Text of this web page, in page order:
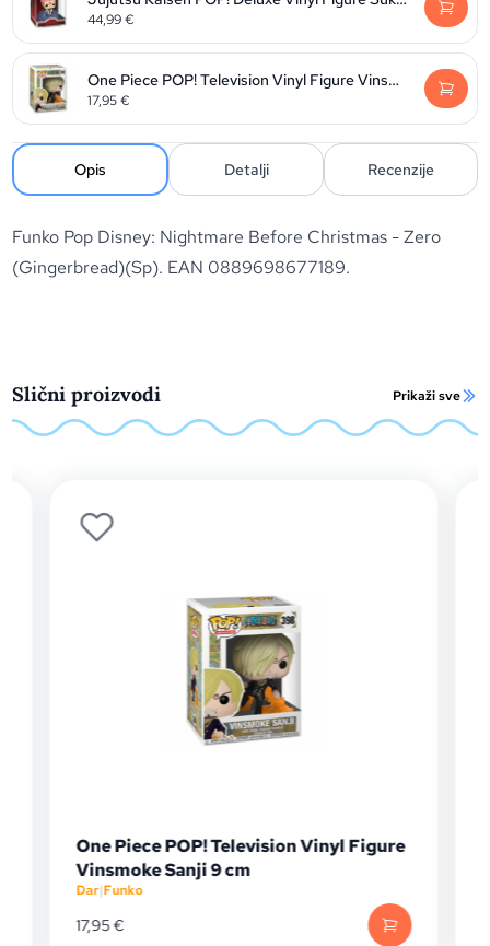
44,99€
One Piece POP! Television Vinyl Figure Vinsmoke Sanji 9 cm
17,95€
Opis Detalji Recenzije
Funko Pop Disney: Nightmare Before Christmas - Zero
(Gingerbread)(Sp). EAN 0889698677189.
Slični proizvodi Prikaži sve
One Piece POP! Television Vinyl Figure
Vinsmoke Sanji 9 cm
Dar|Funko
17,95€